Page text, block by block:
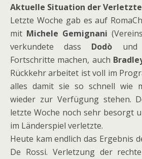
Aktuelle Situation der
Letzte Woche gab es auf
mit Michele Gemignani
verkundete dass Dodò und
Fortschritte machen, auch
Rückkehr arbeitet ist voll im
alles damit sie so schnell wie
wieder zur Verfügung stehen.
letzte Woche noch sehr besorgt
im Länderspiel verletzte.
Heute kam endlich das Ergebnis
De Rossi. Verletzung der